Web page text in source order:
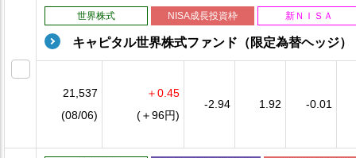
世界株式 NISA成長投資枠 新ＮＩＳＡ
キャピタル世界株式ファンド（限定為替ヘッジ）
21,537
(08/06)
＋0.45
(＋96円)
-2.94 1.92 -0.01